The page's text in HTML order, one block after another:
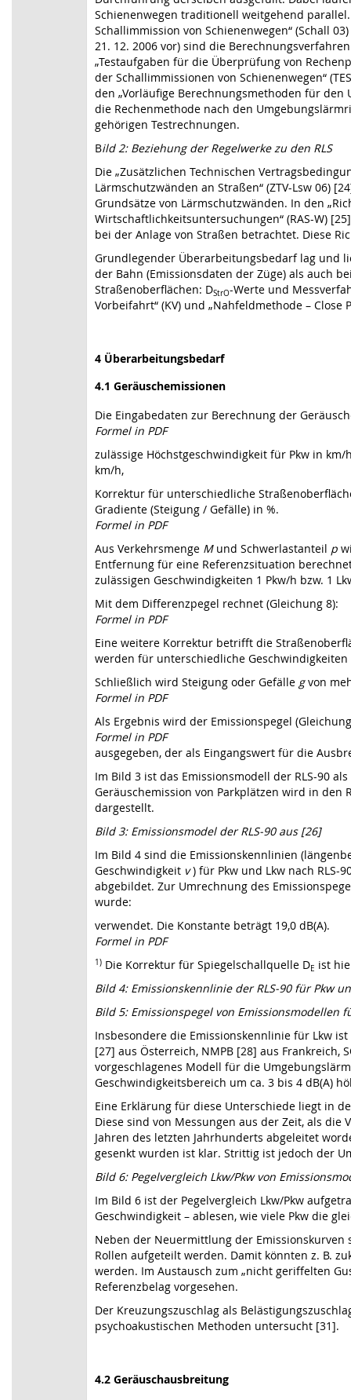
Schienenwegen traditionell weitgehend
Schallimmission von Schienenwegen“ (Schall
21. 12. 2006 vor) sind die
„Testaufgaben für die Überprüfung von
der Schallimmissionen von Schienenwegen“
den „Vorläufige Berechnungsmethoden für den
die Rechenmethode nach den
gehörigen Testrechnungen.
Bild 2: Beziehung der Regelwerke zu den RLS
Die „Zusätzlichen Technischen
Lärmschutzwänden an Straßen“ (ZTV-Lsw 06)
Grundsätze von Lärmschutzwänden. In den
Wirtschaftlichkeitsuntersuchungen“ (RAS-W)
bei der Anlage von Straßen betrachtet. Diese
Grundlegender Überarbeitungsbedarf lag und
der Bahn (Emissionsdaten der Züge) als auch
Straßenoberflächen: DStrO-Werte und
Vorbeifahrt“ (KV) und „Nahfeldmethode – Close
4 Überarbeitungsbedarf
4.1 Geräuschemissionen
Die Eingabedaten zur Berechnung der
Formel in PDF
zulässige Höchstgeschwindigkeit für Pkw in
km/h,
Korrektur für unterschiedliche
Gradiente (Steigung / Gefälle) in %.
Formel in PDF
Aus Verkehrsmenge M und Schwerlastanteil p
Entfernung für eine Referenzsituation
zulässigen Geschwindigkeiten 1 Pkw/h bzw. 1
Mit dem Differenzpegel rechnet (Gleichung 8):
Formel in PDF
Eine weitere Korrektur betrifft die
werden für unterschiedliche
Schließlich wird Steigung oder Gefälle gvon
Formel in PDF
Als Ergebnis wird der Emissionspegel
Formel in PDF
ausgegeben, der als Eingangswert für die
Im Bild 3 ist das Emissionsmodell der RLS-90
Geräuschemission von Parkplätzen wird in den
dargestellt.
Bild 3: Emissionsmodel der RLS-90 aus [26]
Im Bild 4 sind die Emissionskennlinien
Geschwindigkeit v) für Pkw und Lkw nach RLS-
abgebildet. Zur Umrechnung des
wurde:
verwendet. Die Konstante beträgt 19,0 dB(A).
Formel in PDF
1) Die Korrektur für Spiegelschallquelle DE ist
Bild 4: Emissionskennlinie der RLS-90 für Pkw
Bild 5: Emissionspegel von Emissionsmodellen
Insbesondere die Emissionskennlinie für Lkw
[27] aus Österreich, NMPB [28] aus Frankreich,
vorgeschlagenes Modell für die
Geschwindigkeitsbereich um ca. 3 bis 4 dB(A)
Eine Erklärung für diese Unterschiede liegt in
Diese sind von Messungen aus der Zeit, als die
Jahren des letzten Jahrhunderts abgeleitet
gesenkt wurden ist klar. Strittig ist jedoch der
Bild 6: Pegelvergleich Lkw/Pkw von
Im Bild 6 ist der Pegelvergleich Lkw/Pkw
Geschwindigkeit – ablesen, wie viele Pkw die
Neben der Neuermittlung der
Rollen aufgeteilt werden. Damit könnten z. B.
werden. Im Austausch zum „nicht geriffelten
Referenzbelag vorgesehen.
Der Kreuzungszuschlag als
psychoakustischen Methoden untersucht [31].
4.2 Geräuschausbreitung